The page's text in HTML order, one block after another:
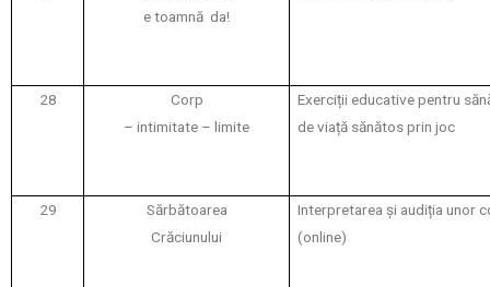
e toamnă da!
28
Corp
– intimitate – limite
Exerciții educative pentru
de viață sănătos prin joc
29
Sărbătoarea
Crăciunului
Interpretarea și audiția unor
(online)